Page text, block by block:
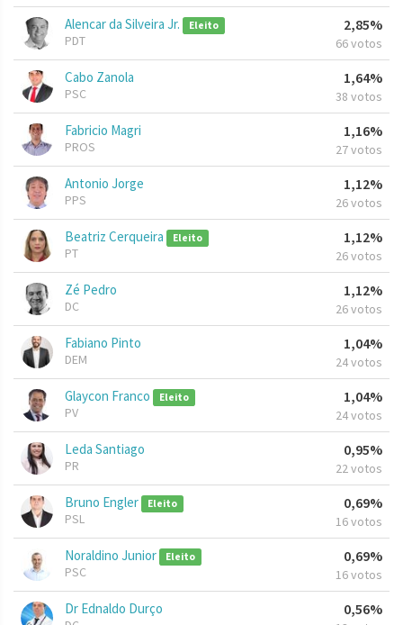
Alencar da Silveira Jr. Eleito
PDT
2,85%
66 votos
Cabo Zanola
PSC
1,64%
38 votos
Fabricio Magri
PROS
1,16%
27 votos
Antonio Jorge
PPS
1,12%
26 votos
Beatriz Cerqueira Eleito
PT
1,12%
26 votos
Zé Pedro
DC
1,12%
26 votos
Fabiano Pinto
DEM
1,04%
24 votos
Glaycon Franco Eleito
PV
1,04%
24 votos
Leda Santiago
PR
0,95%
22 votos
Bruno Engler Eleito
PSL
0,69%
16 votos
Noraldino Junior Eleito
PSC
0,69%
16 votos
Dr Ednaldo Durço 0,56%